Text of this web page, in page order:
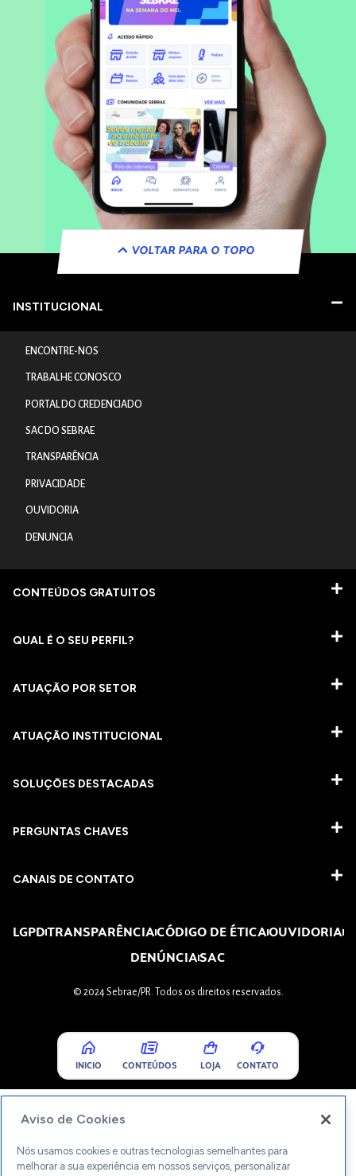
VOLTAR PARA O TOPO
INSTITUCIONAL
ENCONTRE-NOS
TRABALHE CONOSCO
PORTAL DO CREDENCIADO
SAC DO SEBRAE
TRANSPARÊNCIA
PRIVACIDADE
OUVIDORIA
DENUNCIA
CONTEÚDOS GRATUITOS
QUAL É O SEU PERFIL?
ATUAÇÃO POR SETOR
ATUAÇÃO INSTITUCIONAL
SOLUÇÕES DESTACADAS
PERGUNTAS CHAVES​
CANAIS DE CONTATO
LGPDTRANSPARÊNCIACÓDIGO DE ÉTICAOUVIDORIA
DENÚNCIASAC
© 2024 Sebrae/PR. Todos os direitos reservados.
INICIO CONTEÚDOS LOJA CONTATO
Aviso de Cookies
Nós usamos cookies e outras tecnologias semelhantes para
melhorar a sua experiência em nossos serviços, personalizar